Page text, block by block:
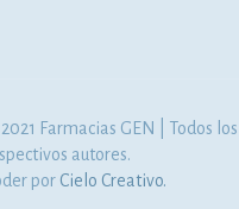
Farmacias GEN | Todos
autores.
por Cielo Creativo.